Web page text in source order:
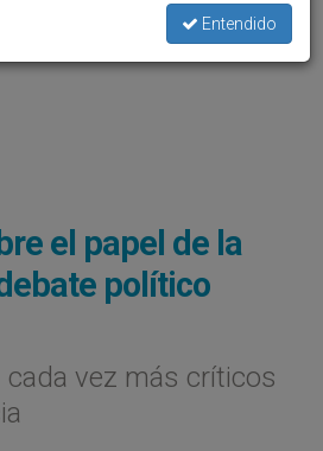
el papel de la
político
vez más críticos
Entendido